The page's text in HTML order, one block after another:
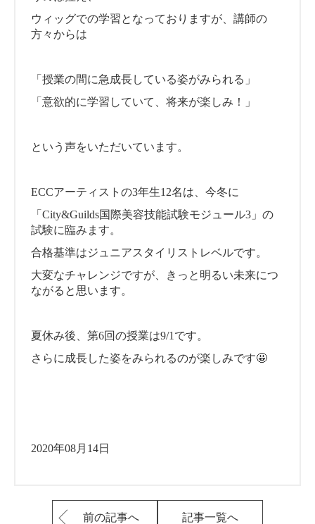
ウィッグでの学習となっておりますが、講師の
方々からは
「授業の間に急成長している姿がみられる」
「意欲的に学習していて、将来が楽しみ！」
という声をいただいています。
ECCアーティストの3年生12名は、今冬に
「City&Guilds国際美容技能試験モジュール3」の
試験に臨みます。
合格基準はジュニアスタイリストレベルです。
大変なチャレンジですが、きっと明るい未来につ
ながると思います。
夏休み後、第6回の授業は9/1です。
さらに成長した姿をみられるのが楽しみです🤩
2020年08月14日
前の記事へ 記事一覧へ